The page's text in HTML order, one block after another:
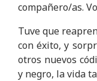
compañero/as.
Tuve que
con éxito, y
otros nuevos
y negro, la vida